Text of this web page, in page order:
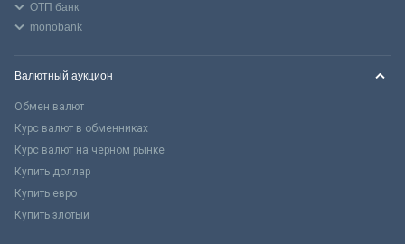
ОТП банк
monobank
Валютный аукцион
Обмен валют
Курс валют в обменниках
Курс валют на черном рынке
Купить доллар
Купить евро
Купить злотый